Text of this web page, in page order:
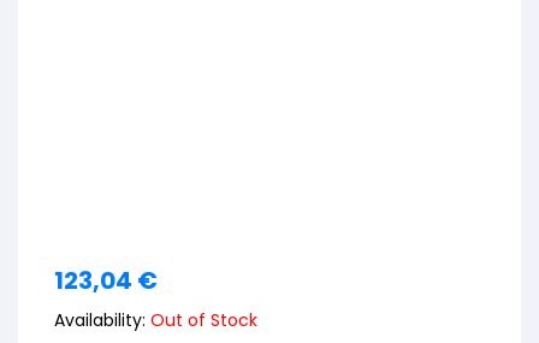
123,04 €
Availability: Out of Stock